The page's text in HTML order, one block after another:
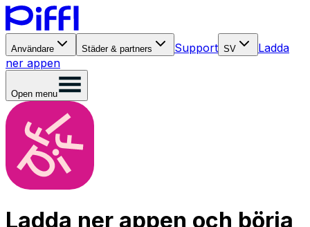
Användare Städer & partners Support SV
Ladda
ner appen
Open menu
Ladda ner appen och börja